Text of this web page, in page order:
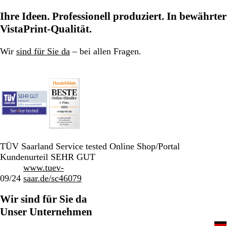
Ihre Ideen. Professionell produziert. In bewährter
VistaPrint-Qualität.
Wir sind für Sie da – bei allen Fragen.
TÜV Saarland Service tested Online Shop/Portal
Kundenurteil SEHR GUT
09/24
www.tuev-
saar.de/sc46079
Wir sind für Sie da
Unser Unternehmen